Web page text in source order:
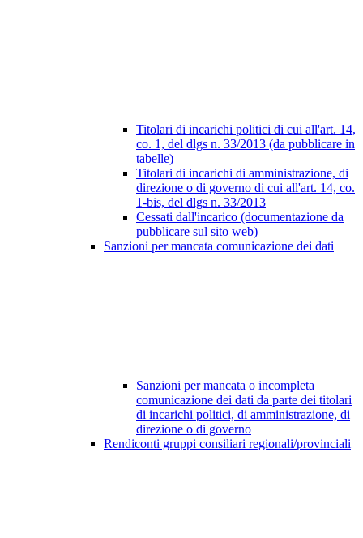
Titolari di incarichi politici di cui all'art. 14,
co. 1, del dlgs n. 33/2013 (da pubblicare in
tabelle)
Titolari di incarichi di amministrazione, di
direzione o di governo di cui all'art. 14, co.
1-bis, del dlgs n. 33/2013
Cessati dall'incarico (documentazione da
pubblicare sul sito web)
Sanzioni per mancata comunicazione dei dati
Sanzioni per mancata o incompleta
comunicazione dei dati da parte dei titolari
di incarichi politici, di amministrazione, di
direzione o di governo
Rendiconti gruppi consiliari regionali/provinciali